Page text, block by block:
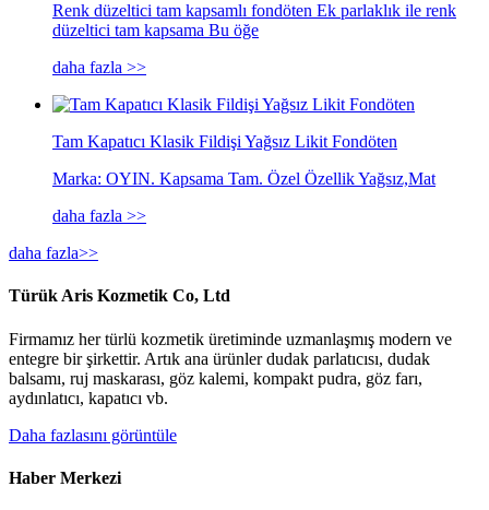
Renk düzeltici tam kapsamlı fondöten Ek parlaklık ile renk
düzeltici tam kapsama Bu öğe
daha fazla >>
Tam Kapatıcı Klasik Fildişi Yağsız Likit Fondöten
Marka: OYIN. Kapsama Tam. Özel Özellik Yağsız,Mat
daha fazla >>
daha fazla>>
Türük Aris Kozmetik Co, Ltd
Firmamız her türlü kozmetik üretiminde uzmanlaşmış modern ve
entegre bir şirkettir. Artık ana ürünler dudak parlatıcısı, dudak
balsamı, ruj maskarası, göz kalemi, kompakt pudra, göz farı,
aydınlatıcı, kapatıcı vb.
Daha fazlasını görüntüle
Haber Merkezi